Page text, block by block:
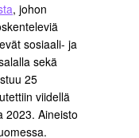
, johon
sosiaali- ja
sekä
25
viidellä
2023. Aineisto